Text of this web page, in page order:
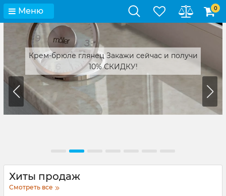
Меню 0
Крем-брюле глянец Закажи сейчас и получи
10% СКИДКУ!
Хиты продаж
Смотреть все